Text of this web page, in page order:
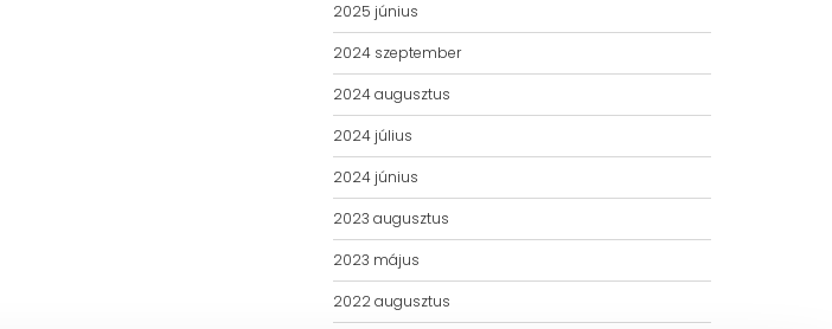
2025 június
2024 szeptember
2024 augusztus
2024 július
2024 június
2023 augusztus
2023 május
2022 augusztus